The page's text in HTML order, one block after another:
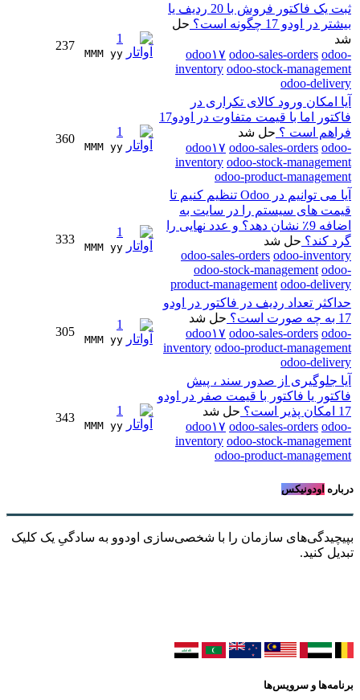
ثبت یک فاکتور فروش با 20 ردیف یا
بیشتر در اودو 17 چگونه است؟
حل
شد
odoo۱۷ odoo-sales-orders odoo-
inventory odoo-stock-management
odoo-delivery
1
MMM yy
237
آیا امکان ورود کالای تکراری در
فاکتور اما با قیمت متفاوت در اودو17
فراهم است ؟ حل شد
odoo۱۷ odoo-sales-orders odoo-
inventory odoo-stock-management
odoo-product-management
1
MMM yy
360
آیا می توانیم در Odoo تنظیم کنیم تا
قیمت های سیستم را در سایت به
اضافه 9٪ نشان دهد؟ و عدد نهایی را
گرد کند؟ حل شد
odoo-sales-orders odoo-inventory
odoo-stock-management odoo-
product-management odoo-delivery
1
MMM yy
333
حداکثر تعداد ردیف در فاکتور در اودو
17 به چه صورت است؟
حل شد
odoo۱۷ odoo-sales-orders odoo-
inventory odoo-product-management
odoo-delivery
1
MMM yy
305
آیا جلوگیری از صدور سند ، پیش
فاکتور یا فاکتور با قیمت صفر در اودو
17 امکان پذیر است؟
حل شد
odoo۱۷ odoo-sales-orders odoo-
inventory odoo-stock-management
odoo-product-management
1
MMM yy
343
درباره اودونیکس
بپیچیدگی‌های سازمان را با شخصی‌سازی اودوو به سادگیِ یک کلیک
تبدیل کنید.
برنامه‌ها و سرویس‌ها